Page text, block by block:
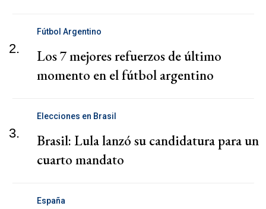
2.
Fútbol Argentino
Los 7 mejores refuerzos de último
momento en el fútbol argentino
3.
Elecciones en Brasil
Brasil: Lula lanzó su candidatura para un
cuarto mandato
España